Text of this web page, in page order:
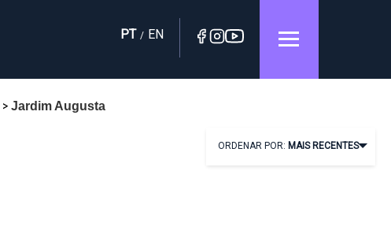
PT / EN
Jardim Augusta
ORDENAR POR: MAIS RECENTES